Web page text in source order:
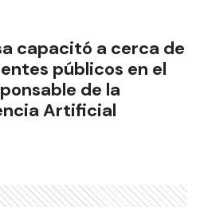
capacitó a cerca de
públicos en el
de la
Artificial